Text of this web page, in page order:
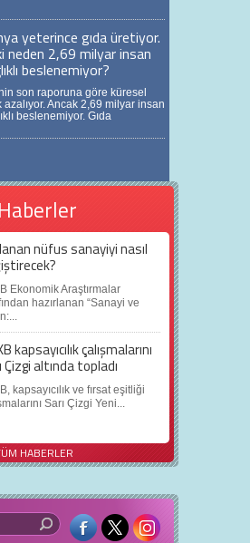
yeterince gıda üretiyor.
neden 2,69 milyar insan
beslenemiyor?
son raporuna göre küresel
azalıyor. Ancak 2,69 milyar insan
beslenemiyor. Gıda
nüfus sanayiyi nasıl
Ekonomik Araştırmalar
hazırlanan “Sanayi ve
kapsayıcılık çalışmalarını
Çizgi altında topladı
kapsayıcılık ve fırsat eşitliği
Sarı Çizgi Yeni...
HABERLER